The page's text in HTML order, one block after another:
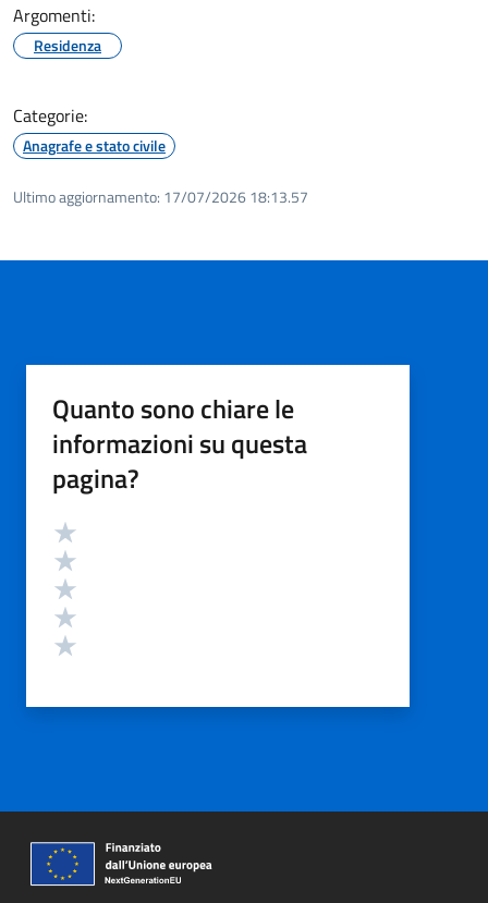
Argomenti:
Residenza
Categorie:
Anagrafe e stato civile
Ultimo aggiornamento: 17/07/2026 18:13.57
Quanto sono chiare le
informazioni su questa
pagina?
Valutazione